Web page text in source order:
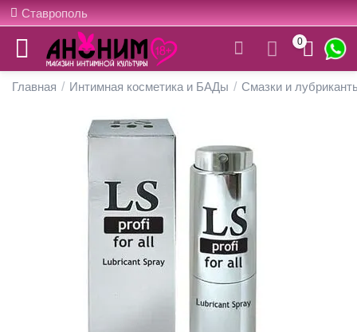
Ставрополь
0
Главная / Интимная косметика и БАДы / Смазки и